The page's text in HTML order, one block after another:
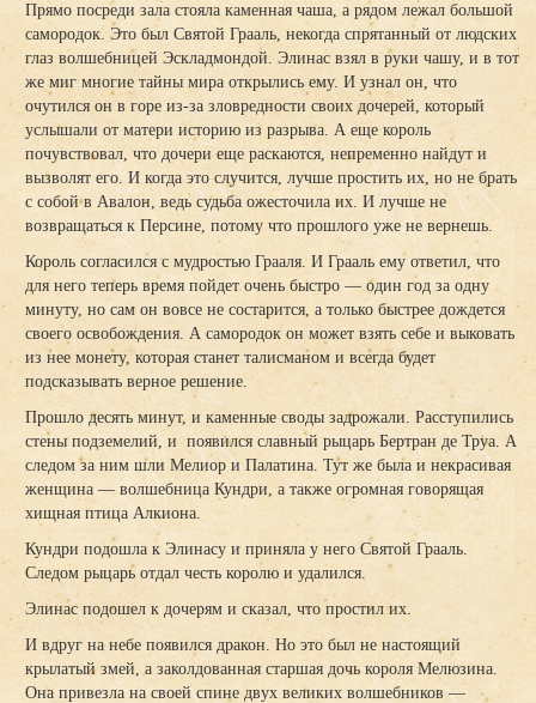
Прямо посреди зала стояла каменная чаша, а рядом лежал большой
самородок. Это был Святой Грааль, некогда спрятанный от людских
глаз волшебницей Эскладмондой. Элинас взял в руки чашу, и в тот
же миг многие тайны мира открылись ему. И узнал он, что
очутился он в горе из-за зловредности своих дочерей, который
услышали от матери историю из разрыва. А еще король
почувствовал, что дочери еще раскаются, непременно найдут и
вызволят его. И когда это случится, лучше простить их, но не брать
с собой в Авалон, ведь судьба ожесточила их. И лучше не
возвращаться к Персине, потому что прошлого уже не вернешь.
Король согласился с мудростью Грааля. И Грааль ему ответил, что
для него теперь время пойдет очень быстро — один год за одну
минуту, но сам он вовсе не состарится, а только быстрее дождется
своего освобождения. А самородок он может взять себе и выковать
из нее монету, которая станет талисманом и всегда будет
подсказывать верное решение.
Прошло десять минут, и каменные своды задрожали. Расступились
стены подземелий, и появился славный рыцарь Бертран де Труа. А
следом за ним шли Мелиор и Палатина. Тут же была и некрасивая
женщина — волшебница Кундри, а также огромная говорящая
хищная птица Алкиона.
Кундри подошла к Элинасу и приняла у него Святой Грааль.
Следом рыцарь отдал честь королю и удалился.
Элинас подошел к дочерям и сказал, что простил их.
И вдруг на небе появился дракон. Но это был не настоящий
крылатый змей, а заколдованная старшая дочь короля Мелюзина.
Она привезла на своей спине двух великих волшебников —